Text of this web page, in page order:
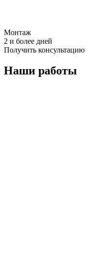
Монтаж
2 и более дней
Получить консультацию
Наши работы